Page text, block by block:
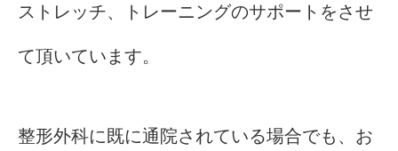
ストレッチ、トレーニングのサポートをさせ
て頂いています。
整形外科に既に通院されている場合でも、お